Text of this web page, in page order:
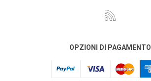
OPZIONI DI PAGAMENTO